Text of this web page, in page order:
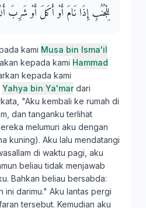
لِلْجُنُبِ إِذَا نَامَ أَوْ أَكَلَ أَوْ شَرِبَ
kami Musa bin Isma'il
kepada kami Hammad
kepada kami
Yahya bin Ya'mardari
"Aku kembali ke rumah di
dan tanganku terlihat
melumuri aku dengan
kuning). Aku lalu mendatangi
di waktu pagi, aku
beliau tidak menjawab
Bahkan beliau bersabda:
ini darimu." Aku lantas pergi
tersebut. Kemudian aku